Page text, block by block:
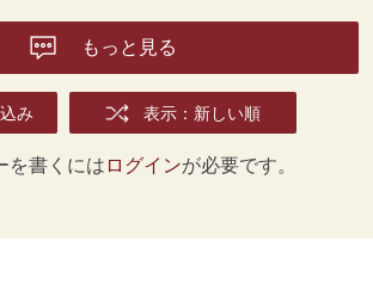
もっと見る
み 表示：新しい順
を書くには ログインが必要です。